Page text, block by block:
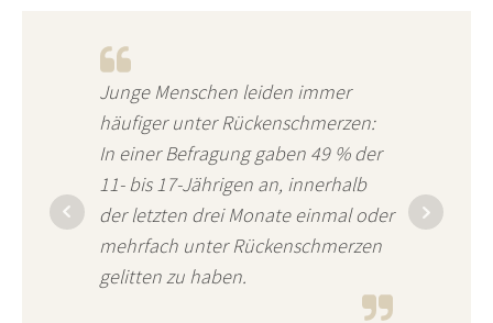
Junge Menschen leiden immer
häufiger unter Rückenschmerzen:
In einer Befragung gaben 49 % der
11- bis 17-Jährigen an, innerhalb
der letzten drei Monate einmal oder
mehrfach unter Rückenschmerzen
gelitten zu haben.